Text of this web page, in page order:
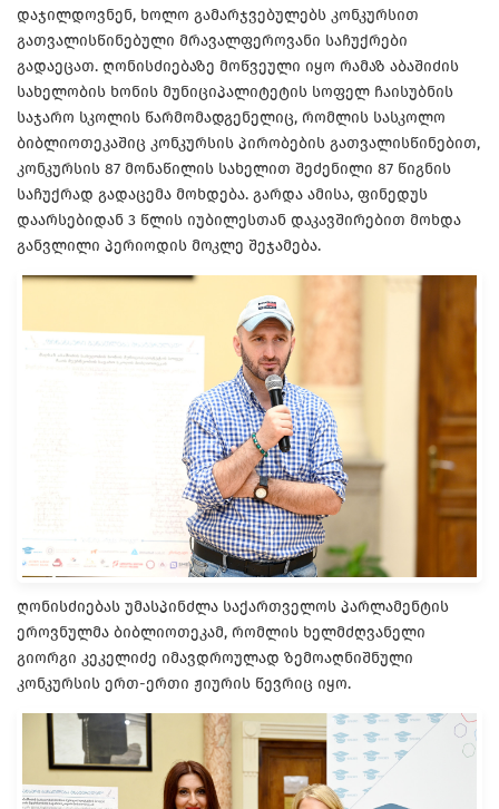
დაჯილდოვნენ, ხოლო გამარჯვებულებს კონკურსით
გათვალისწინებული მრავალფეროვანი საჩუქრები
გადაეცათ. ღონისძიებაზე მოწვეული იყო რამაზ აბაშიძის
სახელობის ხონის მუნიციპალიტეტის სოფელ ჩაისუბნის
საჯარო სკოლის წარმომადგენელიც, რომლის სასკოლო
ბიბლიოთეკაშიც კონკურსის პირობების გათვალისწინებით,
კონკურსის 87 მონაწილის სახელით შეძენილი 87 წიგნის
საჩუქრად გადაცემა მოხდება. გარდა ამისა, ფინედუს
დაარსებიდან 3 წლის იუბილესთან დაკავშირებით მოხდა
განვლილი პერიოდის მოკლე შეჯამება.
ღონისძიებას უმასპინძლა საქართველოს პარლამენტის
ეროვნულმა ბიბლიოთეკამ, რომლის ხელმძღვანელი
გიორგი კეკელიძე იმავდროულად ზემოაღნიშნული
კონკურსის ერთ-ერთი ჟიურის წევრიც იყო.